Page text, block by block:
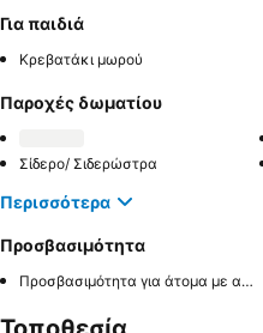
Για παιδιά
Κρεβατάκι μωρού
Παροχές δωματίου
Σίδερο/ Σιδερώστρα
Περισσότερα
Προσβασιμότητα
Προσβασιμότητα για άτομα με αναπηρία στο δωμάτιο